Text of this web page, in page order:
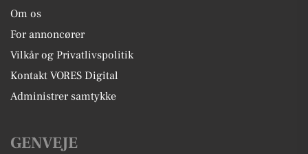
Om os
For annoncører
Vilkår og Privatlivspolitik
Kontakt VORES Digital
Administrer samtykke
GENVEJE